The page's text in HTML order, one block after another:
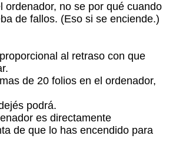
no se por qué cuando
de fallos. (Eso si se enciende.)
al retraso con que
de 20 folios en el ordenador,
podrá.
es directamente
de que lo has encendido para